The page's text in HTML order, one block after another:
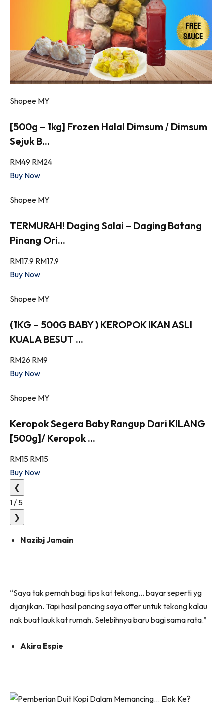
Shopee MY
[500g – 1kg] Frozen Halal Dimsum / Dimsum
Sejuk B...
RM49 RM24
Buy Now
Shopee MY
TERMURAH! Daging Salai – Daging Batang
Pinang Ori...
RM17.9 RM17.9
Buy Now
Shopee MY
(1KG – 500G BABY ) KEROPOK IKAN ASLI
KUALA BESUT ...
RM26 RM9
Buy Now
Shopee MY
Keropok Segera Baby Rangup Dari KILANG
[500g]/ Keropok ...
RM15 RM15
Buy Now
❮
1 / 5
❯
Nazibj Jamain
“Saya tak pernah bagi tips kat tekong… bayar seperti yg
dijanjikan. Tapi hasil pancing saya offer untuk tekong kalau
nak buat lauk kat rumah. Selebihnya baru bagi sama rata.”
Akira Espie